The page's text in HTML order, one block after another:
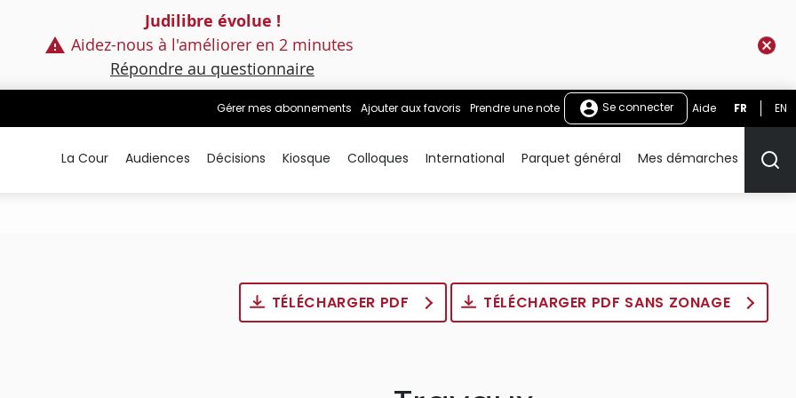
Judilibre évolue !
Aidez-nous à l'améliorer en 2 minutes
Répondre au questionnaire
Gérer mes abonnements Ajouter aux favoris Prendre une note Se connecter Aide FR EN
La Cour Audiences Décisions Kiosque Colloques International Parquet général Mes démarches
TÉLÉCHARGER PDF TÉLÉCHARGER PDF SANS ZONAGE